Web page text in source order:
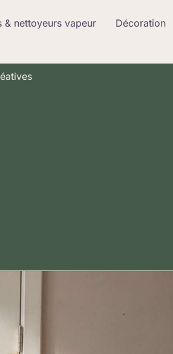
& nettoyeurs vapeur Décoration